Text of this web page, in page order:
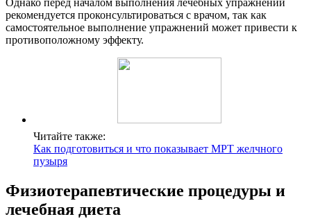
Однако перед началом выполнения лечебных упражнений
рекомендуется проконсультироваться с врачом, так как
самостоятельное выполнение упражнений может привести к
противоположному эффекту.
Читайте также:
Как подготовиться и что показывает МРТ желчного
пузыря
Физиотерапевтические процедуры и
лечебная диета